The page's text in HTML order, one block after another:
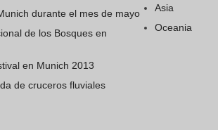
durante el mes de mayo
de los Bosques en
en Munich 2013
de cruceros fluviales
Asia
Oceania